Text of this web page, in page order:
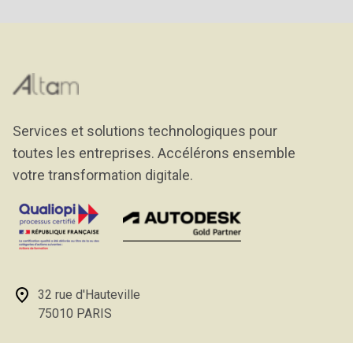
Services et solutions technologiques pour
toutes les entreprises. Accélérons ensemble
votre transformation digitale.
32 rue d'Hauteville
75010 PARIS